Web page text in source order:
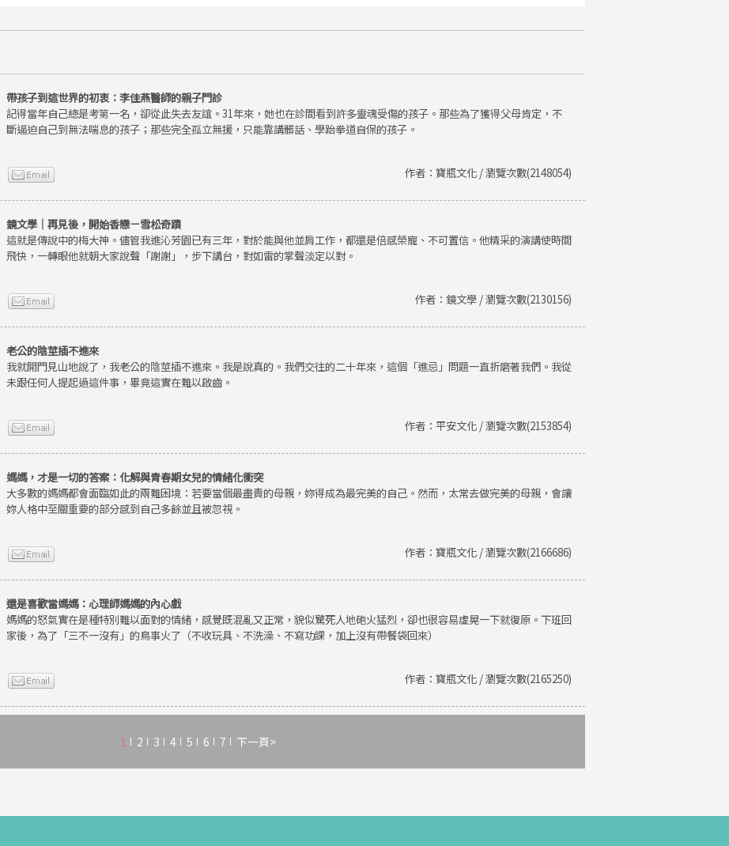
帶孩子到這世界的初衷：李佳燕醫師的親子門診
記得當年自己總是考第一名，卻從此失去友誼。31年來，她也在診間看到許多靈魂受傷的孩子。那些為了獲得父母肯定，不
斷逼迫自己到無法喘息的孩子；那些完全孤立無援，只能靠講髒話、學跆拳道自保的孩子。
作者：寶瓶文化 / 瀏覽次數(2148054)
鏡文學｜再見後，開始香戀－雪松奇蹟
這就是傳說中的梅大神。儘管我進沁芳園已有三年，對於能與他並肩工作，都還是倍感榮寵、不可置信。他精采的演講使時間
飛快，一轉眼他就朝大家說聲「謝謝」，步下講台，對如雷的掌聲淡定以對。
作者：鏡文學 / 瀏覽次數(2130156)
老公的陰莖插不進來
我就開門見山地說了，我老公的陰莖插不進來。我是說真的。我們交往的二十年來，這個「進忌」問題一直折磨著我們。我從
未跟任何人提起過這件事，畢竟這實在難以啟齒。
作者：平安文化 / 瀏覽次數(2153854)
媽媽，才是一切的答案：化解與青春期女兒的情緒化衝突
大多數的媽媽都會面臨如此的兩難困境：若要當個最盡責的母親，妳得成為最完美的自己。然而，太常去做完美的母親，會讓
妳人格中至關重要的部分感到自己多餘並且被忽視。
作者：寶瓶文化 / 瀏覽次數(2166686)
還是喜歡當媽媽：心理師媽媽的內心戲
媽媽的怒氣實在是種特別難以面對的情緒，感覺既混亂又正常，貌似驚死人地砲火猛烈，卻也很容易虛晃一下就復原。下班回
家後，為了「三不一沒有」的鳥事火了（不收玩具、不洗澡、不寫功課，加上沒有帶餐袋回來）
作者：寶瓶文化 / 瀏覽次數(2165250)
1 2 3 4 5 6 7 下一頁>